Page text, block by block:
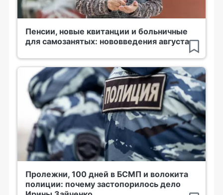
Пенсии, новые квитанции и больничные
для самозанятых: нововведения августа
Пролежни, 100 дней в БСМП и волокита
полиции: почему застопорилось дело